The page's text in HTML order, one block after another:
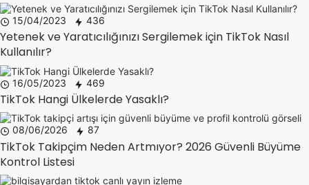
15/04/2023 436
Yetenek ve Yaratıcılığınızı Sergilemek için TikTok Nasıl
Kullanılır?
16/05/2023 469
TikTok Hangi Ülkelerde Yasaklı?
08/06/2026 87
TikTok Takipçim Neden Artmıyor? 2026 Güvenli Büyüme
Kontrol Listesi